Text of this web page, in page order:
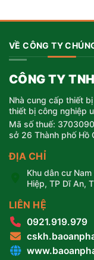
VỀ CÔNG TY
CÔNG TY
Nhà cung cấp thiết
thiết bị công nghiệp
Mã số thuế:
sở 26 Thành phố Hồ
ĐỊA CHỈ
Khu dân cư
Hiệp, TP Dĩ An,
LIÊN HỆ
0921.919.979